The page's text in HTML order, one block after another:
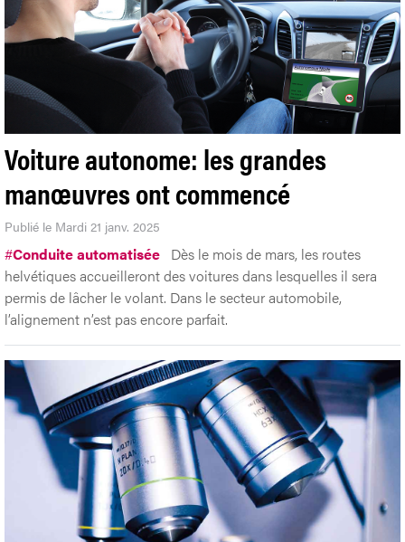
Voiture autonome: les grandes
manœuvres ont commencé
Publié le Mardi 21 janv. 2025
#Conduite automatisée Dès le mois de mars, les routes
helvétiques accueilleront des voitures dans lesquelles il sera
permis de lâcher le volant. Dans le secteur automobile,
l’alignement n’est pas encore parfait.